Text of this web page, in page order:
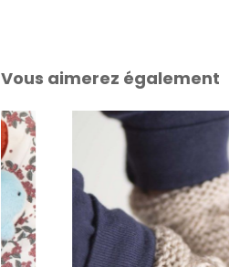
Vous aimerez également